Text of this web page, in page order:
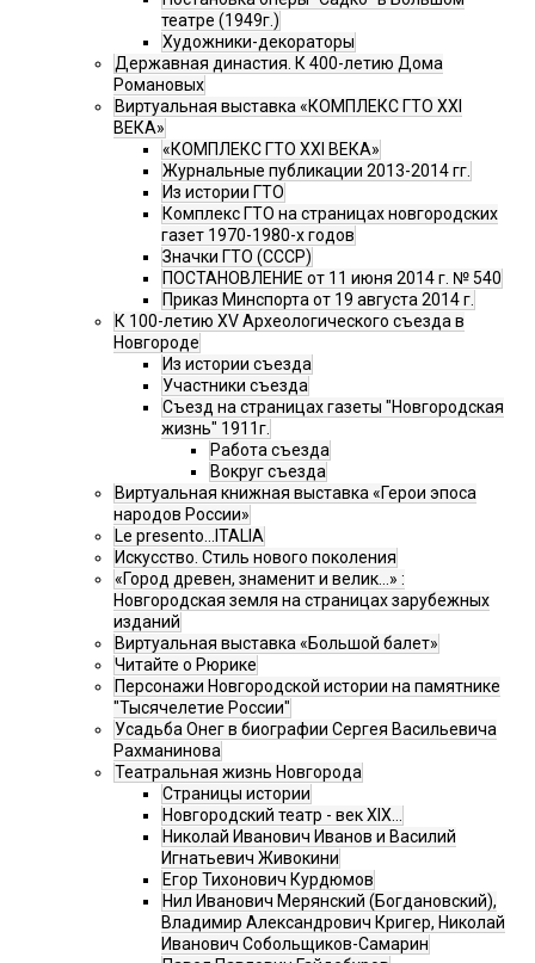
театре (1949г.)
Художники-декораторы
Державная династия. К 400-летию Дома
Романовых
Виртуальная выставка «КОМПЛЕКС ГТО XXI
ВЕКА»
«КОМПЛЕКС ГТО XXI ВЕКА»
Журнальные публикации 2013-2014 гг.
Из истории ГТО
Комплекс ГТО на страницах новгородских
газет 1970-1980-х годов
Значки ГТО (СССР)
ПОСТАНОВЛЕНИЕ от 11 июня 2014 г. № 540
Приказ Минспорта от 19 августа 2014 г.
К 100-летию XV Археологического съезда в
Новгороде
Из истории съезда
Участники съезда
Cъезд на страницах газеты "Новгородская
жизнь" 1911г.
Работа съезда
Вокруг съезда
Виртуальная книжная выставка «Герои эпоса
народов России»
Le presento...ITALIA
Искусство. Стиль нового поколения
«Город древен, знаменит и велик…» :
Новгородская земля на страницах зарубежных
изданий
Виртуальная выставка «Большой балет»
Читайте о Рюрике
Персонажи Новгородской истории на памятнике
"Тысячелетие России"
Усадьба Онег в биографии Сергея Васильевича
Рахманинова
Театральная жизнь Новгорода
Страницы истории
Новгородский театр - век XIX…
Николай Иванович Иванов и Василий
Игнатьевич Живокини
Егор Тихонович Курдюмов
Нил Иванович Мерянский (Богдановский),
Владимир Александрович Кригер, Николай
Иванович Собольщиков-Самарин